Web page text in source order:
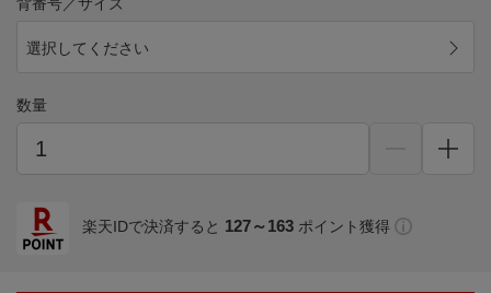
選択してください
数量
楽天IDで決済すると 127～163 ポイント獲得